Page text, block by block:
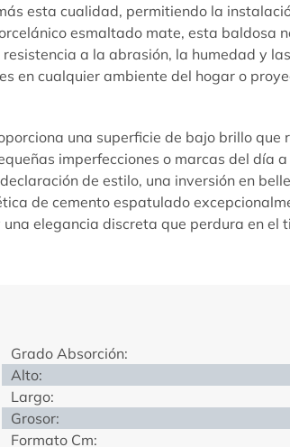
esta cualidad, permitiendo la
esmaltado mate, esta baldosa
a la abrasión, la humedad y
cualquier ambiente del hogar o
una superficie de bajo brillo que
imperfecciones o marcas del día
de estilo, una inversión en
de cemento espatulado
elegancia discreta que perdura en el
Grado Absorción:
Alto:
Largo:
Grosor:
Formato Cm: